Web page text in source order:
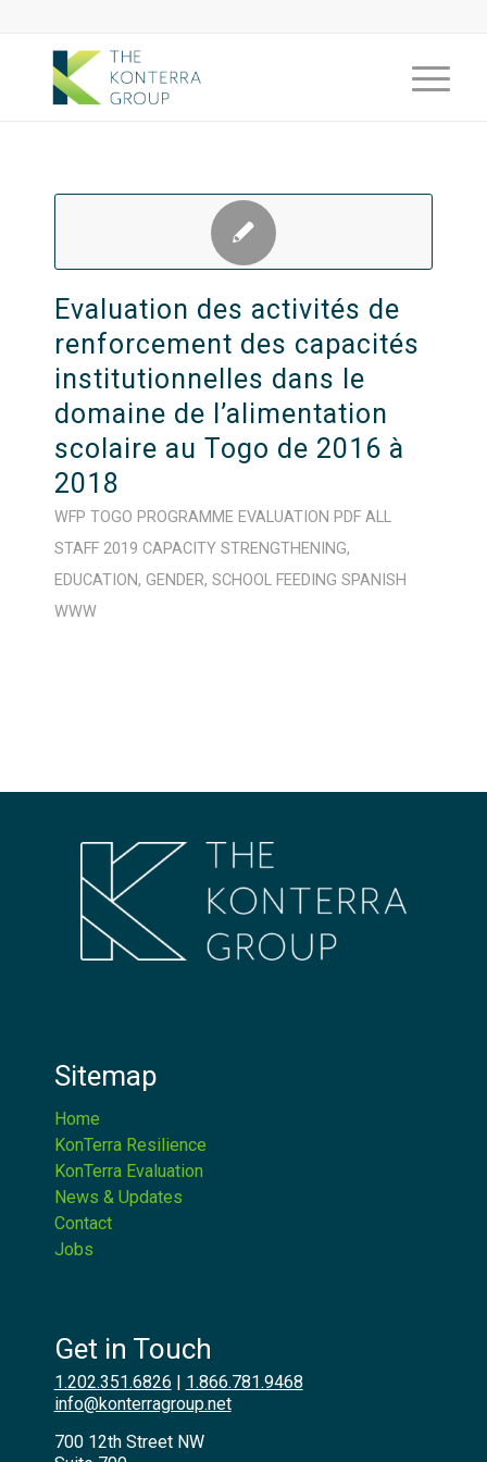
Evaluation des activités de
renforcement des capacités
institutionnelles dans le
domaine de l’alimentation
scolaire au Togo de 2016 à
2018
WFP TOGO PROGRAMME EVALUATION PDF ALL
STAFF 2019 CAPACITY STRENGTHENING,
EDUCATION, GENDER, SCHOOL FEEDING SPANISH
WWW
Sitemap
Home
KonTerra Resilience
KonTerra Evaluation
News & Updates
Contact
Jobs
Get in Touch
1.202.351.6826
1.866.781.9468
info@konterragroup.net
700 12th Street NW